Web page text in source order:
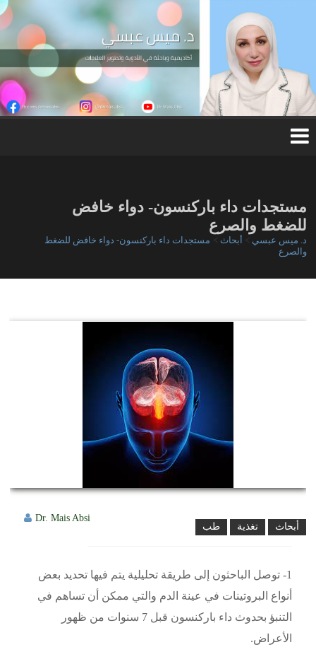
د.
مي
مستجدات داء باركنسون- دواء خافض
للضغط والصرع
د. ميس عبسي > أبحاث > مستجدات داء باركنسون- دواء خافض للضغط
والصرع
أبحاث تغذية طب
Dr. Mais Absi
1- توصل الباحثون إلى طريقة تحليلية يتم فيها تحديد بعض
أنواع البروتينات في عينة الدم والتي ممكن أن تساهم في
التنبؤ بحدوث داء باركنسون قبل 7 سنوات من ظهور
الأعراض.